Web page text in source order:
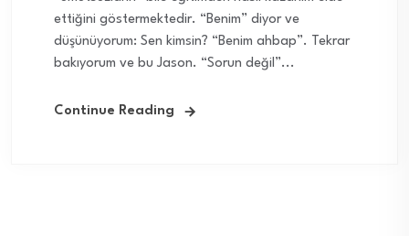
ettiğini göstermektedir. “Benim” diyor ve
düşünüyorum: Sen kimsin? “Benim ahbap”. Tekrar
bakıyorum ve bu Jason. “Sorun değil”...
Continue Reading